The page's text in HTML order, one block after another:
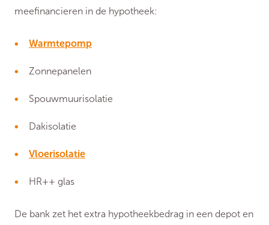
meefinancieren in de hypotheek:
Warmtepomp
Zonnepanelen
Spouwmuurisolatie
Dakisolatie
Vloerisolatie
HR++ glas
De bank zet het extra hypotheekbedrag in een depot en